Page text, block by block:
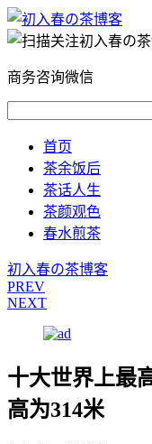
商务咨询微信
首页
茶余饭后
茶话人生
茶颜观色
春水煎茶
初入春の茶博客
PREV
NEXT
十大世界上最
高为314米